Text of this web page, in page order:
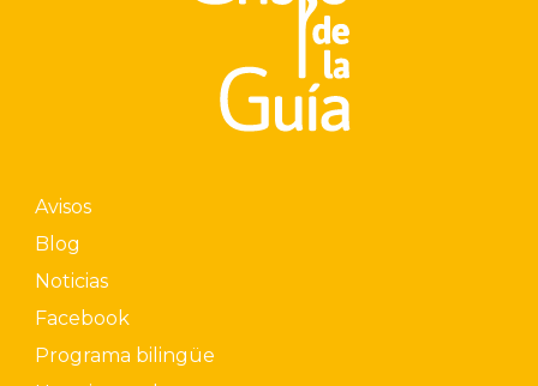
Avisos
Blog
Noticias
Facebook
Programa bilingüe